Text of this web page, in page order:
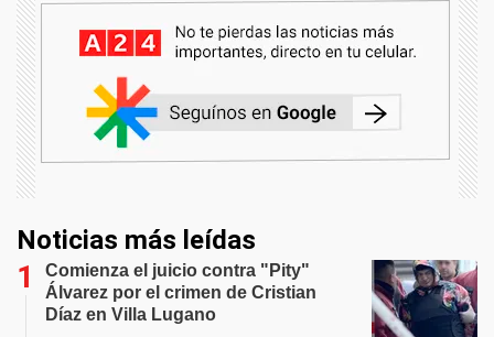
Noticias más leídas
Comienza el juicio contra "Pity"
Álvarez por el crimen de Cristian
Díaz en Villa Lugano